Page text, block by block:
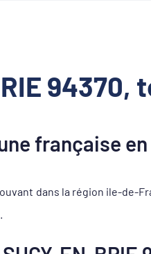
française
dans la région ile-de-